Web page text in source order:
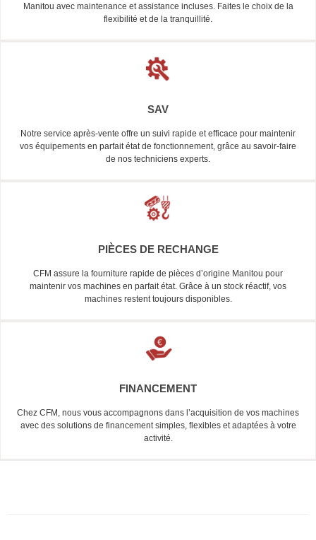
Manitou avec maintenance et assistance incluses. Faites le choix de la
flexibilité et de la tranquillité.
SAV
Notre service après-vente offre un suivi rapide et efficace pour maintenir
vos équipements en parfait état de fonctionnement, grâce au savoir-faire
de nos techniciens experts.
PIÈCES DE RECHANGE
CFM assure la fourniture rapide de pièces d’origine Manitou pour
maintenir vos machines en parfait état. Grâce à un stock réactif, vos
machines restent toujours disponibles.
FINANCEMENT
Chez CFM, nous vous accompagnons dans l’acquisition de vos machines
avec des solutions de financement simples, flexibles et adaptées à votre
activité.